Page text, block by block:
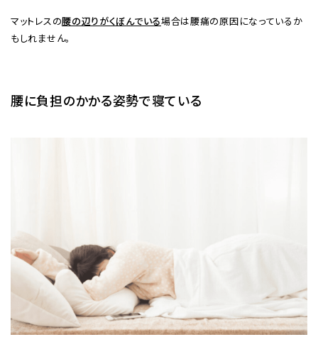
マットレスの腰の辺りがくぼんでいる場合は腰痛の原因になっているか
もしれません。
腰に負担のかかる姿勢で寝ている